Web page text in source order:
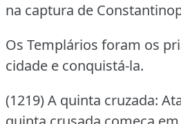
na captura de
Os Templários foram os
cidade e conquistá-la.
(1219) A quinta cruzada: